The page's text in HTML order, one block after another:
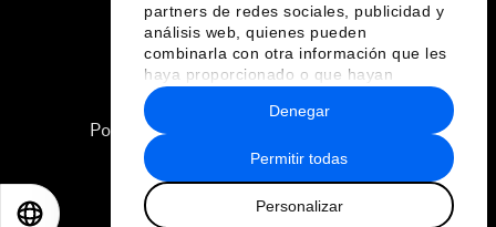
partners de redes sociales, publicidad y
análisis web, quienes pueden
combinarla con otra información que les
haya proporcionado o que hayan
recopilado a partir del uso que haya
hecho de sus servicios.
Permitir todas
Personalizar
Denegar
Política de privacidad y normas de uso
Sitemap
2026 Foro Económico Mundial